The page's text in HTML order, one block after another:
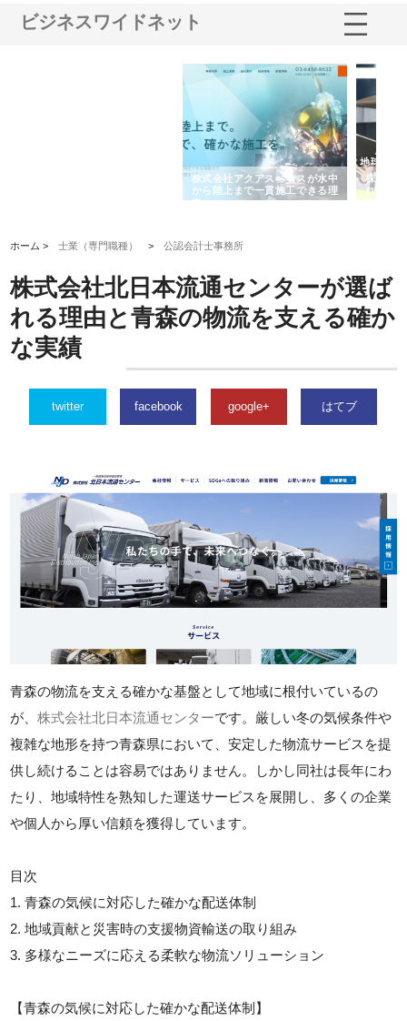
ビジネスワイドネット
株式会社アクアスペースが水中
株式会社地盤調査事務所が選ば
れ続ける理由と建設コンサルの
強み
ホーム >士業（専門職種） >公認会計士事務所
株式会社北日本流通センターが選ば
れる理由と青森の物流を支える確か
な実績
twitter facebook google+ はてブ
青森の物流を支える確かな基盤として地域に根付いているの
が、株式会社北日本流通センターです。厳しい冬の気候条件や
複雑な地形を持つ青森県において、安定した物流サービスを提
供し続けることは容易ではありません。しかし同社は長年にわ
たり、地域特性を熟知した運送サービスを展開し、多くの企業
や個人から厚い信頼を獲得しています。
目次
1. 青森の気候に対応した確かな配送体制
2. 地域貢献と災害時の支援物資輸送の取り組み
3. 多様なニーズに応える柔軟な物流ソリューション
【青森の気候に対応した確かな配送体制】